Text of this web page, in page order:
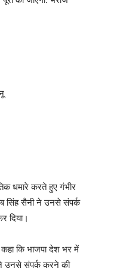
धमारे करते हुए गंभीर
सिंह सैनी ने उनसे संपर्क
दिया।
कि भाजपा देश भर में
ने उनसे संपर्क करने की